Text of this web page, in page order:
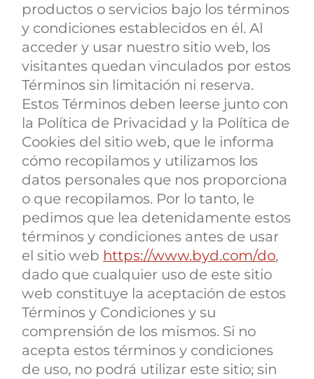
productos o servicios bajo los términos
y condiciones establecidos en él. Al
acceder y usar nuestro sitio web, los
visitantes quedan vinculados por estos
Términos sin limitación ni reserva.
Estos Términos deben leerse junto con
la Política de Privacidad y la Política de
Cookies del sitio web, que le informa
cómo recopilamos y utilizamos los
datos personales que nos proporciona
o que recopilamos. Por lo tanto, le
pedimos que lea detenidamente estos
términos y condiciones antes de usar
el sitio web https://www.byd.com/do,
dado que cualquier uso de este sitio
web constituye la aceptación de estos
Términos y Condiciones y su
comprensión de los mismos. Si no
acepta estos términos y condiciones
de uso, no podrá utilizar este sitio; sin